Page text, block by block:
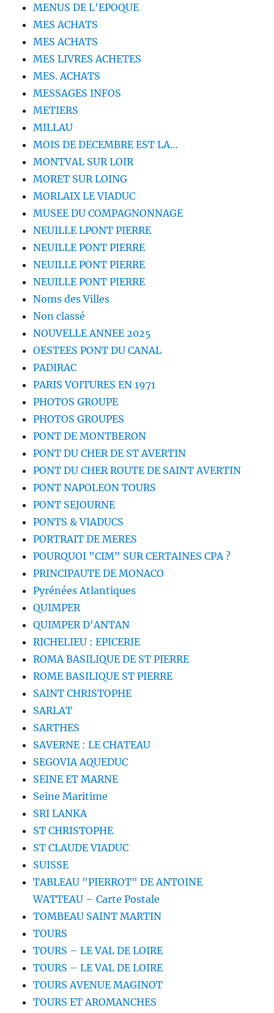
MENUS DE L'EPOQUE
MES ACHATS
MES ACHATS
MES LIVRES ACHETES
MES. ACHATS
MESSAGES INFOS
METIERS
MILLAU
MOIS DE DECEMBRE EST LA…
MONTVAL SUR LOIR
MORET SUR LOING
MORLAIX LE VIADUC
MUSEE DU COMPAGNONNAGE
NEUILLE LPONT PIERRE
NEUILLE PONT PIERRE
NEUILLE PONT PIERRE
NEUILLE PONT PIERRE
Noms des Villes
Non classé
NOUVELLE ANNEE 2025
OESTEES PONT DU CANAL
PADIRAC
PARIS VOITURES EN 1971
PHOTOS GROUPE
PHOTOS GROUPES
PONT DE MONTBERON
PONT DU CHER DE ST AVERTIN
PONT DU CHER ROUTE DE SAINT AVERTIN
PONT NAPOLEON TOURS
PONT SEJOURNE
PONTS & VIADUCS
PORTRAIT DE MERES
POURQUOI "CIM" SUR CERTAINES CPA ?
PRINCIPAUTE DE MONACO
Pyrénées Atlantiques
QUIMPER
QUIMPER D'ANTAN
RICHELIEU : EPICERIE
ROMA BASILIQUE DE ST PIERRE
ROME BASILIQUE ST PIERRE
SAINT CHRISTOPHE
SARLAT
SARTHES
SAVERNE : LE CHATEAU
SEGOVIA AQUEDUC
SEINE ET MARNE
Seine Maritime
SRI LANKA
ST CHRISTOPHE
ST CLAUDE VIADUC
SUISSE
TABLEAU "PIERROT" DE ANTOINE
WATTEAU – Carte Postale
TOMBEAU SAINT MARTIN
TOURS
TOURS – LE VAL DE LOIRE
TOURS – LE VAL DE LOIRE
TOURS AVENUE MAGINOT
TOURS ET AROMANCHES